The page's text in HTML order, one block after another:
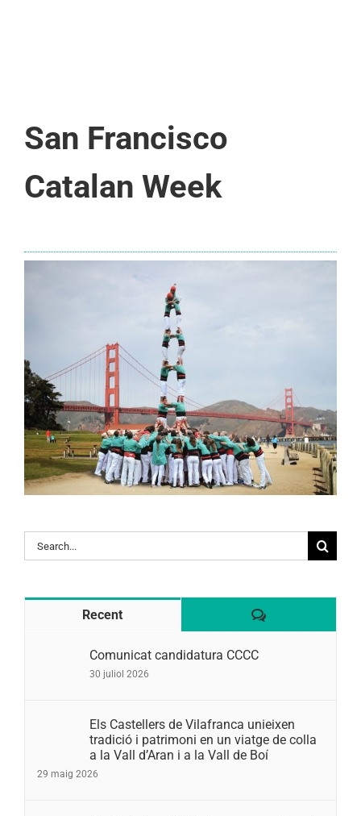
San Francisco
Catalan Week
Search
for:
Recent Comentaris
Comunicat candidatura CCCC
30 juliol 2026
Els Castellers de Vilafranca unieixen
tradició i patrimoni en un viatge de colla
a la Vall d’Aran i a la Vall de Boí
29 maig 2026